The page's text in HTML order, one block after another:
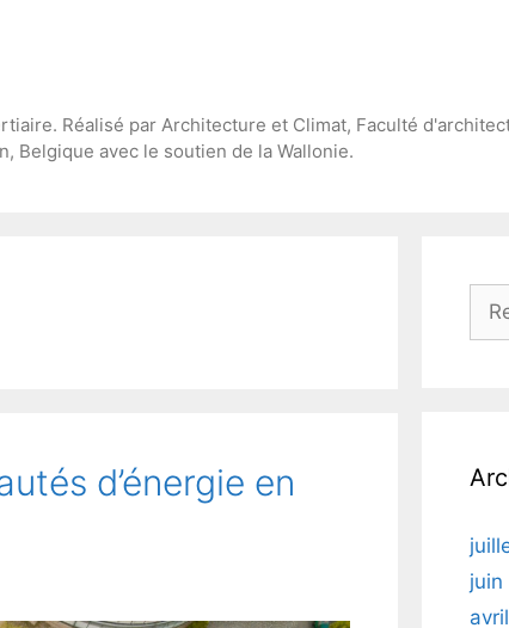
Réalisé par Architecture et Climat, Faculté
Belgique avec le soutien de la Wallonie.
d’énergie en
juin